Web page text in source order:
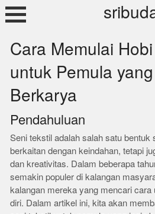
Skip
to
Cara Memulai
untuk Pemula
Berkarya
Pendahuluan
Seni tekstil adalah salah satu bentuk
berkaitan dengan keindahan, tetapi
dan kreativitas. Dalam beberapa
semakin populer di kalangan
kalangan mereka yang mencari
diri. Dalam artikel ini, kita akan